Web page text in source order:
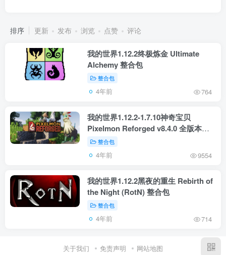
排序 更新 发布 浏览 点赞 评论
我的世界1.12.2终极炼金 Ultimate
Alchemy 整合包
整合包
4年前 764
我的世界1.12.2-1.7.10神奇宝贝
Pixelmon Reforged v8.4.0 全版本合
集整合包
整合包
4年前 9554
我的世界1.12.2黑夜的重生 Rebirth of
the Night (RotN) 整合包
整合包
4年前 714
关于我们 免责声明 网站地图